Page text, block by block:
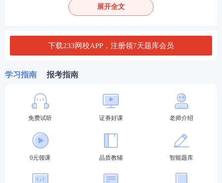
再理解其背后的运行原理，入门门槛更高。
科目一；如果是金融相关专业或有一定基础，可根据
证券从业考试各科目备考建议
展开全文
下载233网校APP，注册领7天题库会员
学习指南 报考指南
免费试听 证券好课 老师介绍
0元领课 品质教辅 智能题库